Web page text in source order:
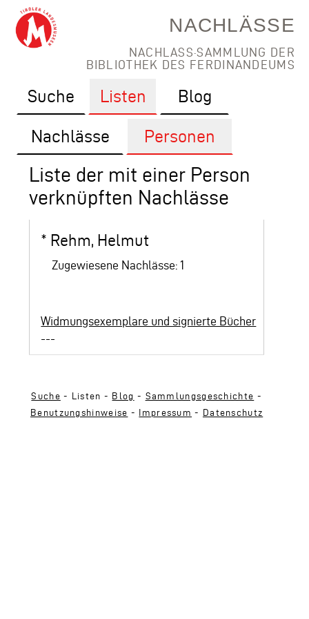
NACHLÄSSE
NACHLASS·SAMMLUNG DER
BIBLIOTHEK DES FERDINANDEUMS
Suche Listen Blog
Nachlässe Personen
Liste der mit einer Person
verknüpften Nachlässe
* Rehm, Helmut
Zugewiesene Nachlässe: 1
Widmungsexemplare und signierte Bücher
---
Suche - Listen - Blog - Sammlungsgeschichte -
Benutzungshinweise - Impressum - Datenschutz